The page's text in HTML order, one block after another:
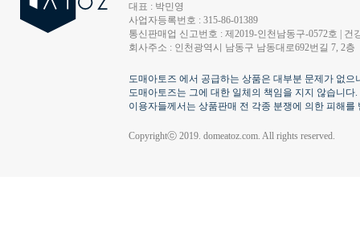
대표 : 박민영
사업자등록번호 : 315-86-01389
통신판매업 신고번호 : 제2019-인천남동구-0572호 | 건
회사주소 : 인천광역시 남동구 남동대로692번길 7, 2층
도매아토즈 에서 공급하는 상품은 대부분 문제가 없
도매아토즈는 그에 대한 일체의 책임을 지지 않습니다.
이용자들께서는 상품판매 전 각종 분쟁에 의한 피해
Copyrightⓒ 2019. domeatoz.com. All rights reserved.